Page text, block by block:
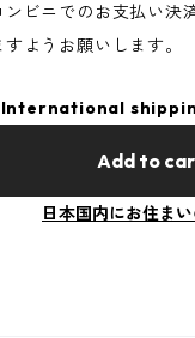
ンビニでのお支払い決
ようお願いします。
International
Add to
日本国内にお住ま